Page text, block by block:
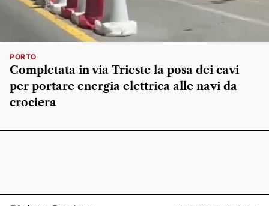
PORTO
Completata in via Trieste la posa dei cavi
per portare energia elettrica alle navi da
crociera